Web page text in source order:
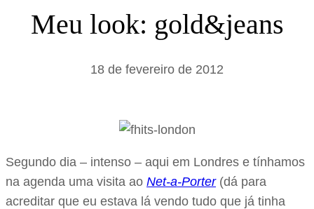
a
Meu look: gold&jeans
18 de fevereiro de 2012
Segundo dia – intenso – aqui em Londres e tínhamos
na agenda uma visita ao Net-a-Porter(dá para
acreditar que eu estava lá vendo tudo que já tinha